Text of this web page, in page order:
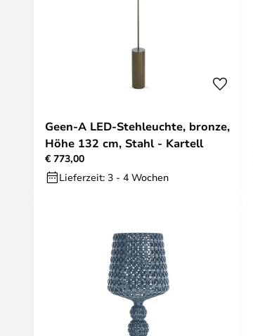
Geen-A LED-Stehleuchte, bronze,
Höhe 132 cm, Stahl - Kartell
€ 773,00
Lieferzeit: 3 - 4 Wochen